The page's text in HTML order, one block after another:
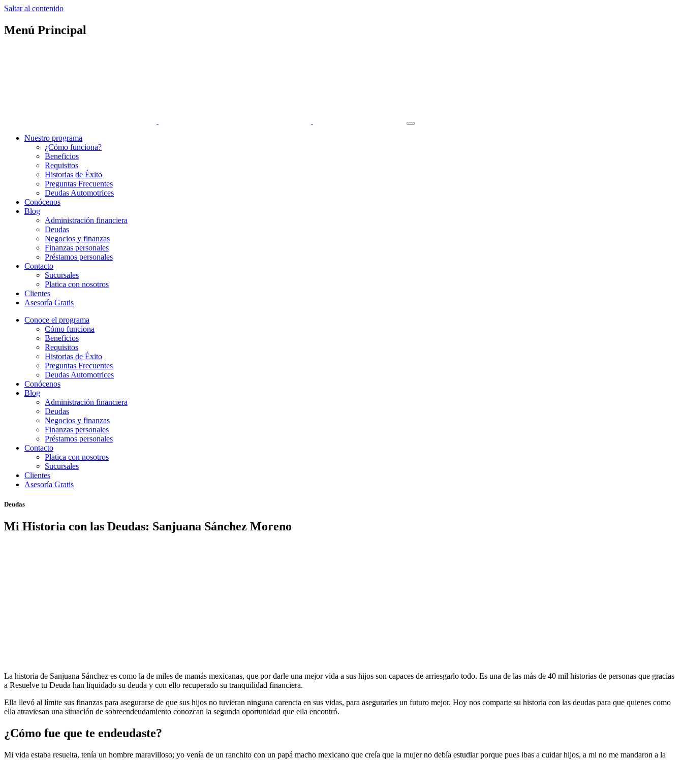
Saltar al contenido
Menú Principal
Nuestro programa
¿Cómo funciona?
Beneficios
Requisitos
Historias de Éxito
Preguntas Frecuentes
Deudas Automotrices
Conócenos
Blog
Administración financiera
Deudas
Negocios y finanzas
Finanzas personales
Préstamos personales
Contacto
Sucursales
Platica con nosotros
Clientes
Asesoría Gratis
Conoce el programa
Cómo funciona
Beneficios
Requisitos
Historias de Éxito
Preguntas Frecuentes
Deudas Automotrices
Conócenos
Blog
Administración financiera
Deudas
Negocios y finanzas
Finanzas personales
Préstamos personales
Contacto
Platica con nosotros
Sucursales
Clientes
Asesoría Gratis
Deudas
Mi Historia con las Deudas: Sanjuana Sánchez Moreno
La historia de Sanjuana Sánchez es como la de miles de mamás mexicanas, que por darle una mejor vida a sus hijos son capaces de arriesgarlo todo. Es una de las más de 40 mil historias de personas que gracias
a Resuelve tu Deuda han liquidado su deuda y con ello recuperado su tranquilidad financiera.
Ella llevó al límite sus finanzas para asegurarse de que sus hijos no tuvieran ninguna carencia en sus vidas, para asegurarles un futuro mejor. Hoy nos comparte su historia con las deudas para que quienes como
ella atraviesan una situación de sobreendeudamiento conozcan la segunda oportunidad que ella encontró.
¿Cómo fue que te endeudaste?
Mi vida estaba resuelta, tenía un hombre maravilloso; yo venía de un ranchito con un papá macho mexicano que creía que la mujer no debía estudiar porque pues ibas a cuidar hijos, a mi no me mandaron a la